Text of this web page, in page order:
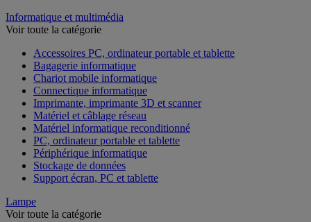
Informatique et multimédia
Voir toute la catégorie
Accessoires PC, ordinateur portable et tablette
Bagagerie informatique
Chariot mobile informatique
Connectique informatique
Imprimante, imprimante 3D et scanner
Matériel et câblage réseau
Matériel informatique reconditionné
PC, ordinateur portable et tablette
Périphérique informatique
Stockage de données
Support écran, PC et tablette
Lampe
Voir toute la catégorie